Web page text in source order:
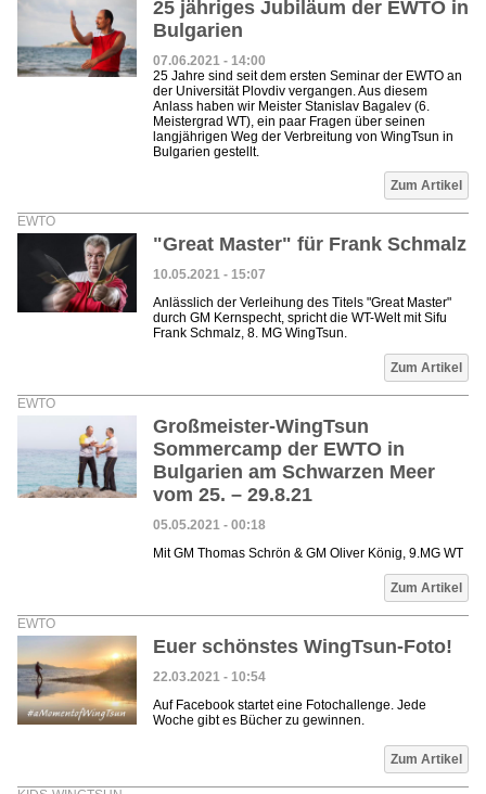
25 jähriges Jubiläum der EWTO in
Bulgarien
07.06.2021 - 14:00
25 Jahre sind seit dem ersten Seminar der EWTO an
der Universität Plovdiv vergangen. Aus diesem
Anlass haben wir Meister Stanislav Bagalev (6.
Meistergrad WT), ein paar Fragen über seinen
langjährigen Weg der Verbreitung von WingTsun in
Bulgarien gestellt.
Zum Artikel
EWTO
"Great Master" für Frank Schmalz
10.05.2021 - 15:07
Anlässlich der Verleihung des Titels "Great Master"
durch GM Kernspecht, spricht die WT-Welt mit Sifu
Frank Schmalz, 8. MG WingTsun.
Zum Artikel
EWTO
Großmeister-WingTsun
Sommercamp der EWTO in
Bulgarien am Schwarzen Meer
vom 25. – 29.8.21
05.05.2021 - 00:18
Mit GM Thomas Schrön & GM Oliver König, 9.MG WT
Zum Artikel
EWTO
Euer schönstes WingTsun-Foto!
22.03.2021 - 10:54
Auf Facebook startet eine Fotochallenge. Jede
Woche gibt es Bücher zu gewinnen.
Zum Artikel